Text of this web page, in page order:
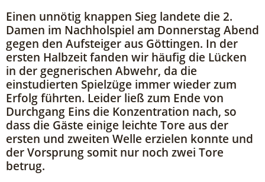
Einen unnötig knappen Sieg landete die 2.
Damen im Nachholspiel am Donnerstag Abend
gegen den Aufsteiger aus Göttingen. In der
ersten Halbzeit fanden wir häufig die Lücken
in der gegnerischen Abwehr, da die
einstudierten Spielzüge immer wieder zum
Erfolg führten. Leider ließ zum Ende von
Durchgang Eins die Konzentration nach, so
dass die Gäste einige leichte Tore aus der
ersten und zweiten Welle erzielen konnte und
der Vorsprung somit nur noch zwei Tore
betrug.